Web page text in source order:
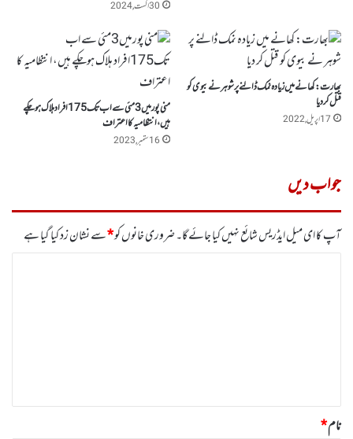
30 اگست, 2024
بھارت: کھانے میں زیادہ نمک ڈالنے پر شوہر نے بیوی کو
قتل کر دیا
17 اپریل, 2022
منی پورمیں3مئی سے اب تک175افراد ہلاک ہوچکے
ہیں، انتظامیہ کا اعتراف
16 ستمبر, 2023
جواب دیں
آپ کا ای میل ایڈریس شائع نہیں کیا جائے گا۔ضروری خانوں کو*سے نشان زد کیا گیا ہے
نام*